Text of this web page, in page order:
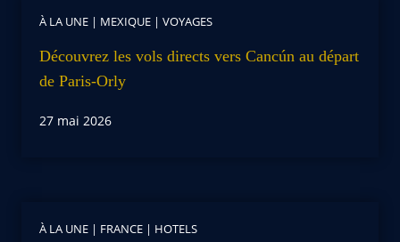
À LA UNE | MEXIQUE | VOYAGES
Découvrez les vols directs vers Cancún au départ
de Paris-Orly
27 mai 2026
À LA UNE | FRANCE | HOTELS